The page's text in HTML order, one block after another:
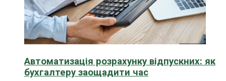
Автоматизація розрахунку відпускних: як
бухгалтеру заощадити час